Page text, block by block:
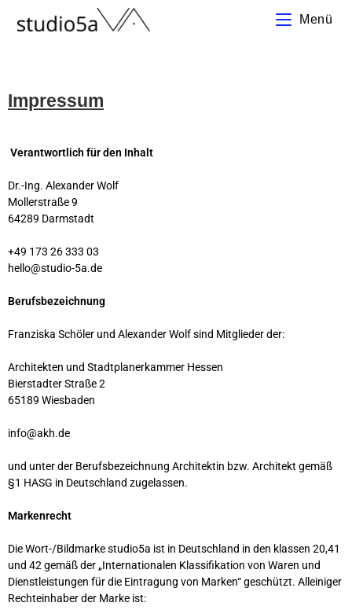
Menü
Impressum
Verantwortlich für den Inhalt
Dr.-Ing. Alexander Wolf
Mollerstraße 9
64289 Darmstadt
+49 173 26 333 03
hello@studio-5a.de
Berufsbezeichnung
Franziska Schöler und Alexander Wolf sind Mitglieder der:
Architekten und Stadtplanerkammer Hessen
Bierstadter Straße 2
65189 Wiesbaden
info@akh.de
und unter der Berufsbezeichnung Architektin bzw. Architekt gemäß
§1 HASG in Deutschland zugelassen.
Markenrecht
Die Wort-/Bildmarke studio5a ist in Deutschland in den klassen 20,41
und 42 gemäß der „Internationalen Klassifikation von Waren und
Dienstleistungen für die Eintragung von Marken“ geschützt. Alleiniger
Rechteinhaber der Marke ist: